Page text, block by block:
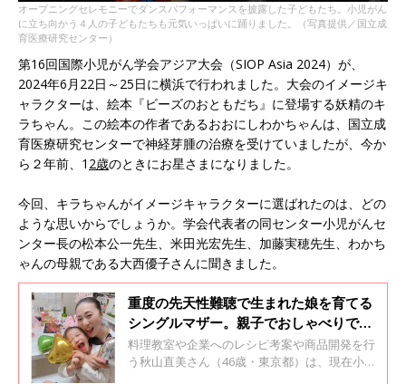
オープニングセレモニーでダンスパフォーマンスを披露した子どもたち。小児がん
に立ち向かう４人の子どもたちも元気いっぱいに踊りました。（写真提供／国立成
育医療研究センター）
第16回国際小児がん学会アジア大会（SIOP Asia 2024）が、
2024年6月22日～25日に横浜で行われました。大会のイメージキ
ャラクターは、絵本『ビーズのおともだち』に登場する妖精のキ
ラちゃん。この絵本の作者であるおおにしわかちゃんは、国立成
育医療研究センターで神経芽腫の治療を受けていましたが、今か
ら２年前、1 2歳のときにお星さまになりました。
今回、キラちゃんがイメージキャラクターに選ばれたのは、どの
ような思いからでしょうか。学会代表者の同センター小児がんセ
ンター長の松本公一先生、米田光宏先生、加藤実穂先生、わかち
ゃんの母親である大西優子さんに聞きました。
重度の先天性難聴で生まれた娘を育てる
シングルマザー。親子でおしゃべりでき
るようになる日まで【体験談】
料理教室や企業へのレシピ考案や商品開発を行
う秋山直美さん（46歳・東京都）は、現在小学